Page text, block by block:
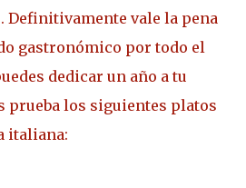
Definitivamente vale la pena
gastronómico por todo el
dedicar un año a tu
prueba los siguientes platos
italiana: